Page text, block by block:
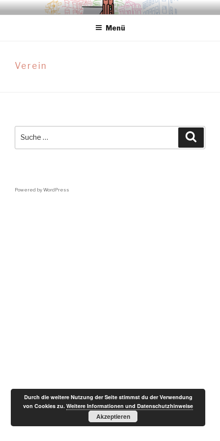
Zum
Inhalt
.sredna – anders.
Menü
Verein
Powered by WordPress
Durch die weitere Nutzung der Seite stimmst du der Verwendung
von Cookies zu.Weitere Informationen und Datenschutzhinweise
Akzeptieren